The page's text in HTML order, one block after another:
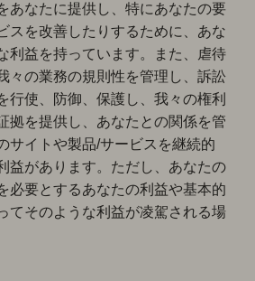
あなたに提供し、特にあなたの要
スを改善したりするために、あな
利益を持っています。また、虐待
々の業務の規則性を管理し、訴訟
行使、防御、保護し、我々の権利
拠を提供し、あなたとの関係を管
サイトや製品/サービスを継続的
益があります。ただし、あなたの
必要とするあなたの利益や基本的
てそのような利益が凌駕される場